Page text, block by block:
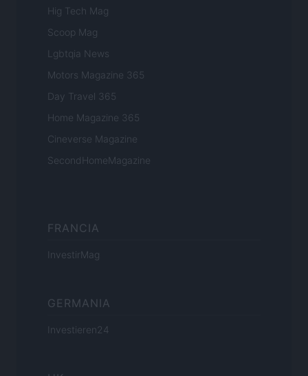
Hig Tech Mag
Scoop Mag
Lgbtqia News
Motors Magazine 365
Day Travel 365
Home Magazine 365
Cineverse Magazine
SecondHomeMagazine
FRANCIA
InvestirMag
GERMANIA
Investieren24